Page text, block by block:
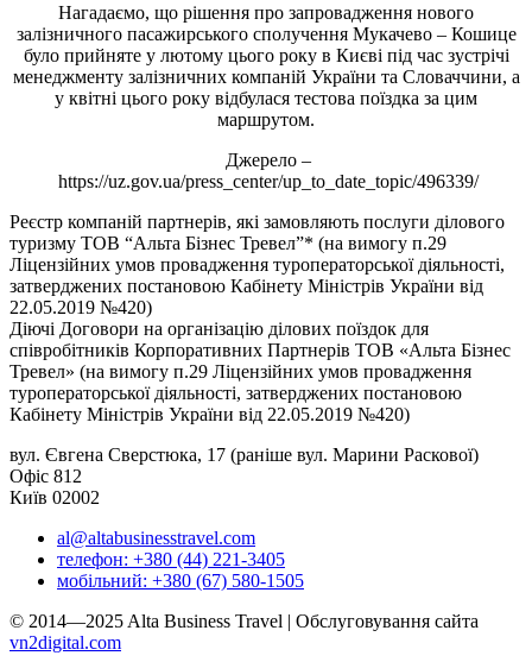
Нагадаємо, що рішення про запровадження нового
залізничного пасажирського сполучення Мукачево – Кошице
було прийняте у лютому цього року в Києві під час зустрічі
менеджменту залізничних компаній України та Словаччини, а
у квітні цього року відбулася тестова поїздка за цим
маршрутом.
Джерело –
https://uz.gov.ua/press_center/up_to_date_topic/496339/
Реєстр компаній партнерів, які замовляють послуги ділового
туризму ТОВ “Альта Бізнес Тревел”* (на вимогу п.29
Ліцензійних умов провадження туроператорської діяльності,
затверджених постановою Кабінету Міністрів України від
22.05.2019 №420)
Діючі Договори на організацію ділових поїздок для
співробітників Корпоративних Партнерів ТОВ «Альта Бізнес
Тревел» (на вимогу п.29 Ліцензійних умов провадження
туроператорської діяльності, затверджених постановою
Кабінету Міністрів України від 22.05.2019 №420)
вул. Євгена Сверстюка, 17 (раніше вул. Марини Раскової)
Офіс 812
Київ 02002
al@altabusinesstravel.com
телефон: +380 (44) 221-3405
мобільний: +380 (67) 580-1505
© 2014—2025 Alta Business Travel | Обслуговування сайта
vn2digital.com